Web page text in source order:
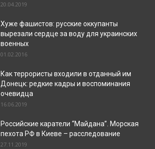
20.04.2019
Хуже фашистов: русские оккупанты
вырезали сердце за воду для украинских
военных
01.02.2016
Как террористы входили в отданный им
Донецк: редкие кадры и воспоминания
очевидца
16.06.2019
Российские каратели “Майдана”. Морская
пехота РФ в Киеве – расследование
27.11.2019